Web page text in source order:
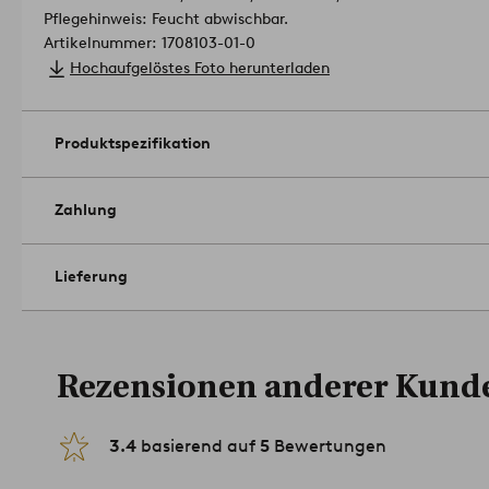
Pflegehinweis: Feucht abwischbar.
Artikelnummer: 1708103-01-0
Hochaufgelöstes Foto herunterladen
Produktspezifikation
Zahlung
Lieferung
Rezensionen anderer
3.4 basierend auf 5 Bewertungen